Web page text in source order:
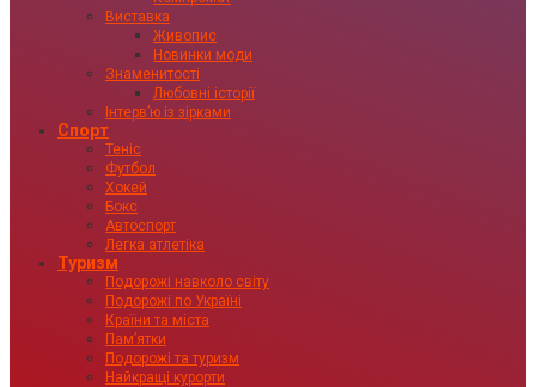
Виставка
Живопис
Новинки моди
Знаменитості
Любовні історії
Інтервʼю із зірками
Спорт
Теніс
Футбол
Хокей
Бокс
Автоспорт
Легка атлетіка
Туризм
Подорожі навколо світу
Подорожі по Україні
Країни та міста
Пам’ятки
Подорожі та туризм
Найкращі курорти